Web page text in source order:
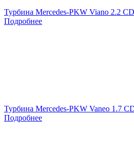
Турбина Mercedes-PKW Viano 2.2
Подробнее
Турбина Mercedes-PKW Vaneo 1.7
Подробнее